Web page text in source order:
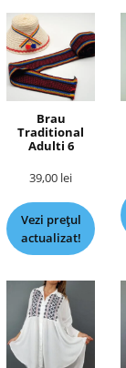
Brau
Traditional
Adulti 6
39,00 lei
Vezi prețul
actualizat!